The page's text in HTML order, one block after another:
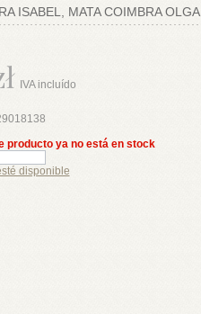
ISABEL, MATA COIMBRA OLGA
IVA incluído
producto ya no está en stock
disponible